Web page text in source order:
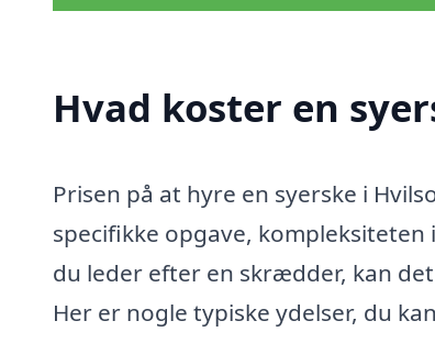
Hvad koster en
Prisen på at hyre en syerske i
specifikke opgave,
du leder efter en skrædder, kan
Her er nogle typiske ydelser, du